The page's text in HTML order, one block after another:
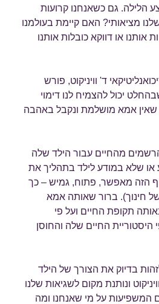
הלילה. גם כשאנחנו קרועות
מציאותי? האם קיימת בעולמנו
או דווקא כובלות אותנו
ד' וויניקוט, פורש
יכול להצמיח לנו דימוי
שאין אמא מושלמת ונקבל באהבה
מהחיים עבור הילד שלה
שלא במודע לילד בתהליך את
הזה מאפשר, פתוח, גמיש – כך
חינוך). ברור שאותה אמא
תקופת החיים ועל פי
היסטוריית החיים שלה והחוסן
בדיוק את הצורך של הילד
ונותנת מקום לשגיאות שלנו
המשפיעות על מי שאנחנו ומה